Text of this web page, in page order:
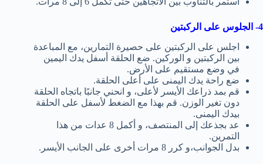
4- الجلوس على الركبتين
اجلس على الركبتين على حصيرة التمارين، مع المباعدة
بين الركبتين و الوركين. ضع الحلقة أسفل يدك اليمين
في وضع مستقيم على الأرض.
ضع راحة يدك اليمنى على أعلى الحلقة.
قم بمد ذراعك الأيسر لأعلى، و انحني جانبًا باتجاه الحلقة
دون تغير الوزن. قم بهذا مع الضغط لأسفل على الحلقة
بيدك اليمنى.
عد بجذعك إلى المنتصف، و أكمل 8 عدات من هذا
التمرين.
بدل الجوانب،و كرر 8 مرات أخرى على الجانب الأيسر.